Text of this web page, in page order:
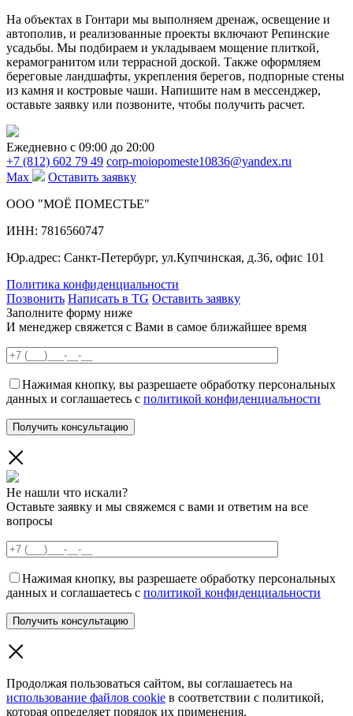
На объектах в Гонтари мы выполняем дренаж, освещение и
автополив, и реализованные проекты включают Репинские
усадьбы. Мы подбираем и укладываем мощение плиткой,
керамогранитом или террасной доской. Также оформляем
береговые ландшафты, укрепления берегов, подпорные стены
из камня и костровые чаши. Напишите нам в мессенджер,
оставьте заявку или позвоните, чтобы получить расчет.
Ежедневно c 09:00 до 20:00
+7 (812) 602 79 49 corp-moiopomeste10836@yandex.ru
Max
Оставить заявку
ООО "МОЁ ПОМЕСТЬЕ"
ИНН: 7816560747
Юр.адрес: Санкт-Петербург, ул.Купчинская, д.36, офис 101
Политика конфиденциальности
Позвонить Написать в TG Оставить заявку
Заполните форму ниже
И менеджер свяжется с Вами в самое ближайшее время
Нажимая кнопку, вы разрешаете обработку персональных
данных и соглашаетесь с политикой конфиденциальности
Не нашли что искали?
Оставьте заявку и мы свяжемся с вами и ответим на все
вопросы
Нажимая кнопку, вы разрешаете обработку персональных
данных и соглашаетесь с политикой конфиденциальности
Продолжая пользоваться сайтом, вы соглашаетесь на
использование файлов cookie в соответствии с политикой,
которая определяет порядок их применения.